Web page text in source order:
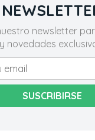
newsletter
y novedades
SUSCRIBIRSE